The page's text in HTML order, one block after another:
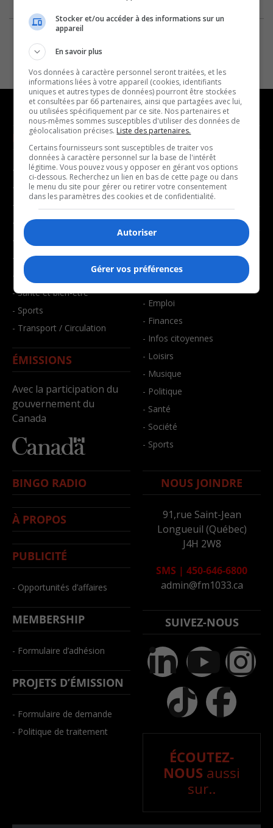
NOUVELLES
- Affaires municipales
- Communauté / Social
- Culture
- Économie
- Éducation
- Environnement
- Faits divers
- Santé et bien-être
- Sports
- Transport / Circulation
ÉMISSIONS
Avec la participation du
gouvernement du
Canada
MUSIQUE
- Décompte franco
- Joué récemment
BALADOS
- Art de vivre
- Bien-être
- Emploi
- Finances
- Infos citoyennes
- Loisirs
- Musique
- Politique
- Santé
- Société
- Sports
BINGO RADIO
À PROPOS
PUBLICITÉ
- Opportunités d’affaires
MEMBERSHIP
- Formulaire d’adhésion
PROJETS D’ÉMISSION
- Formulaire de demande
- Politique de traitement
NOUS JOINDRE
91,rue Saint-Jean
Longueuil (Québec)
J4H 2W8
SMS | 450-646-6800
admin@fm1033.ca
SUIVEZ-NOUS
ÉCOUTEZ-
NOUS aussi
sur..
Stocker et/ou accéder à des informations sur un
appareil
En savoir plus
Vos données à caractère personnel seront traitées, et les
informations liées à votre appareil (cookies, identifiants
uniques et autres types de données) pourront être stockées
et consultées par 66 partenaires, ainsi que partagées avec lui,
ou utilisées spécifiquement par ce site. Nos partenaires et
nous-mêmes sommes susceptibles d'utiliser des données de
géolocalisation précises. Liste des partenaires.
Certains fournisseurs sont susceptibles de traiter vos
données à caractère personnel sur la base de l'intérêt
légitime. Vous pouvez vous y opposer en gérant vos options
ci-dessous. Recherchez un lien en bas de cette page ou dans
le menu du site pour gérer ou retirer votre consentement
dans les paramètres des cookies et de confidentialité.
Autoriser
Gérer vos préférences